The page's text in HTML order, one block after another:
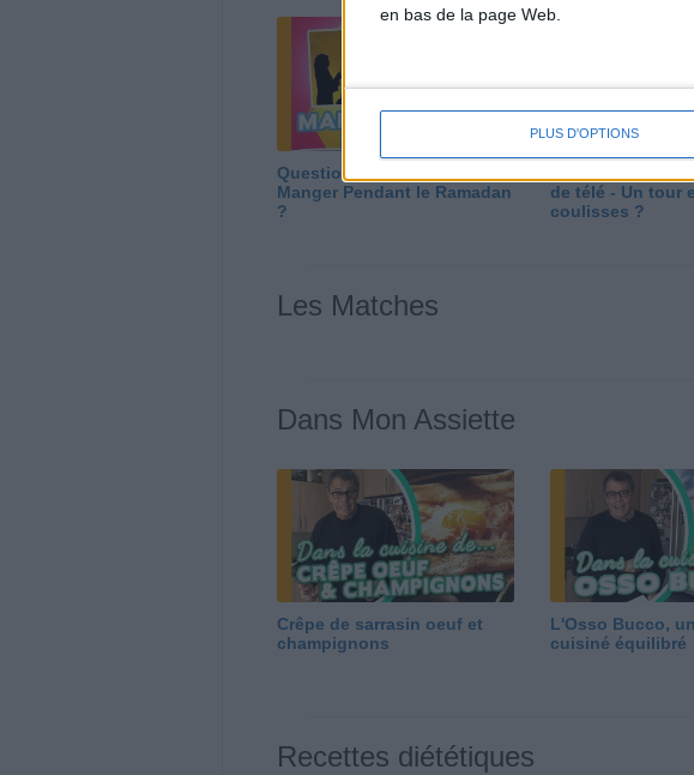
en bas de la page Web.
PLUS D'OPTIONS
Question/Réponse : Que
Manger Pendant le Ramadan
?
de télé - Un tour
coulisses ?
Les Matches
Dans Mon Assiette
Crêpe de sarrasin oeuf et
champignons
L'Osso Bucco,
cuisiné équilibré
Recettes diététiques